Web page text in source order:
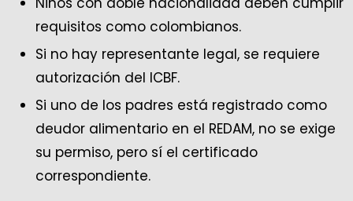
requisitos como colombianos.
Si no hay representante legal, se requiere
autorización del ICBF.
Si uno de los padres está registrado como
deudor alimentario en el REDAM, no se exige
su permiso, pero sí el certificado
correspondiente.